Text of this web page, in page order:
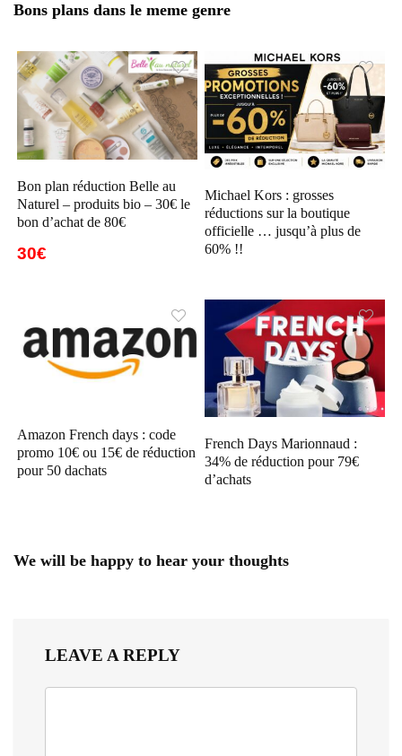
Bons plans dans le meme genre
Bon plan réduction Belle au
Naturel – produits bio – 30€ le
bon d’achat de 80€
30€
Michael Kors : grosses
réductions sur la boutique
officielle … jusqu’à plus de
60% !!
Amazon French days : code
promo 10€ ou 15€ de réduction
pour 50 dachats
French Days Marionnaud :
34% de réduction pour 79€
d’achats
We will be happy to hear your thoughts
LEAVE A REPLY